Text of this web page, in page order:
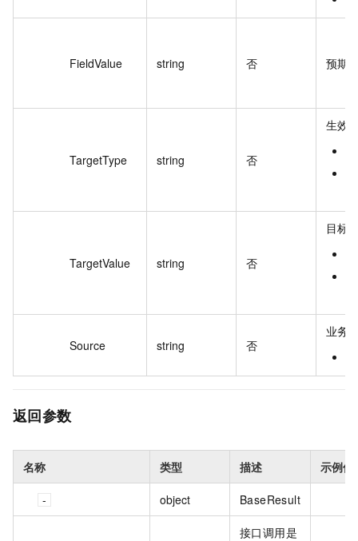
FieldValue string 否 预期
TargetType string 否
生效
TargetValue string 否
目标
Source string 否
业务
返回参数
名称 类型 描述 示例值
object BaseResult
接口调用是